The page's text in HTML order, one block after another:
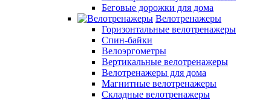
Беговые дорожки для дома
Велотренажеры
Горизонтальные велотренажеры
Спин-байки
Велоэргометры
Вертикальные велотренажеры
Велотренажеры для дома
Магнитные велотренажеры
Складные велотренажеры